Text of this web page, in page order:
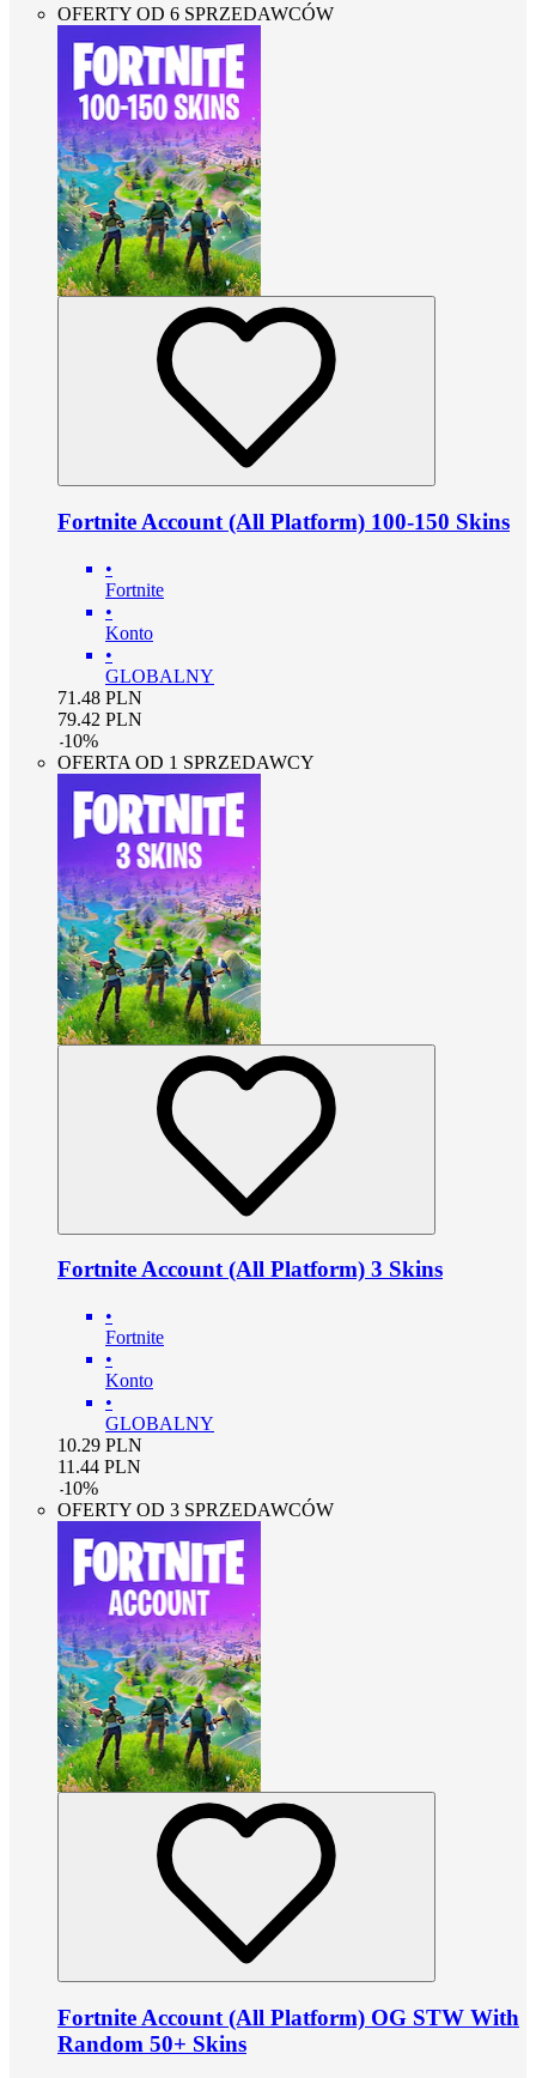
OFERTY OD 6 SPRZEDAWCÓW
Fortnite Account (All Platform) 100-150 Skins
•
Fortnite
•
Konto
•
GLOBALNY
71.48 PLN
79.42 PLN
-10%
OFERTA OD 1 SPRZEDAWCY
Fortnite Account (All Platform) 3 Skins
•
Fortnite
•
Konto
•
GLOBALNY
10.29 PLN
11.44 PLN
-10%
OFERTY OD 3 SPRZEDAWCÓW
Fortnite Account (All Platform) OG STW With
Random 50+ Skins